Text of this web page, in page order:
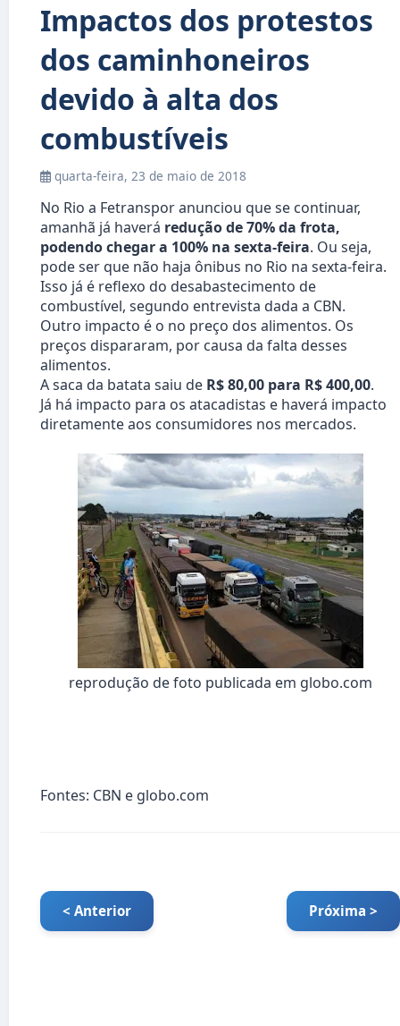
Impactos dos protestos
dos caminhoneiros
devido à alta dos
combustíveis
quarta-feira, 23 de maio de 2018
No Rio a Fetranspor anunciou que se continuar,
amanhã já haverá redução de 70% da frota,
podendo chegar a 100% na sexta-feira. Ou seja,
pode ser que não haja ônibus no Rio na sexta-feira.
Isso já é reflexo do desabastecimento de
combustível, segundo entrevista dada a CBN.
Outro impacto é o no preço dos alimentos. Os
preços dispararam, por causa da falta desses
alimentos.
A saca da batata saiu de R$ 80,00 para R$ 400,00.
Já há impacto para os atacadistas e haverá impacto
diretamente aos consumidores nos mercados.
reprodução de foto publicada em globo.com
Fontes: CBN e globo.com
< Anterior Próxima >